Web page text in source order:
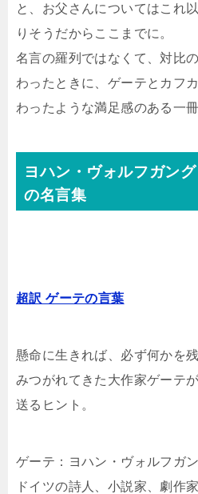
と、お父さんについてはこれ
りそうだからここまでに。
名言の羅列ではなくて、対比
わったときに、ゲーテとカフ
わったような満足感のある一冊
ヨハン・ヴォルフガン
の名言集
超訳 ゲーテの言葉
懸命に生きれば、必ず何かを
みつがれてきた大作家ゲーテ
送るヒント。
ゲーテ：ヨハン・ヴォルフガ
ドイツの詩人、小説家、劇作